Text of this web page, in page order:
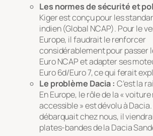
Les normes de sécurité et
Kiger est conçu pour les
indien (Global NCAP). Pour le
Europe, il faudrait le renforcer
considérablement pour passer
Euro NCAP et adapter ses
Euro 6d/Euro 7, ce qui ferait
Le problème Dacia : C’est la
En Europe, le rôle de la «
accessible » est dévolu à
débarquait chez nous, il
plates-bandes de la Dacia